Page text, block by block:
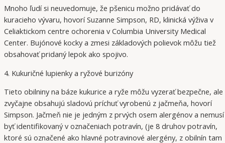
Mnoho ľudí si neuvedomuje, že pšenicu možno pridávať do
kuracieho vývaru, hovorí Suzanne Simpson, RD, klinická výživa v
Celiaktickom centre ochorenia v Columbia University Medical
Center. Bujónové kocky a zmesi základových polievok môžu tiež
obsahovať pridaný lepok ako spojivo.
4. Kukuričné lupienky a ryžové burizóny
Tieto obilniny na báze kukurice a ryže môžu vyzerať bezpečne, ale
zvyčajne obsahujú sladovú príchuť vyrobenú z jačmeňa, hovorí
Simpson. Jačmeň nie je jedným z prvých osem alergénov a nemusí
byť identifikovaný v označeniach potravín, (je 8 druhov potravín,
ktoré sú označené ako hlavné potravinové alergény, z obilnín tam